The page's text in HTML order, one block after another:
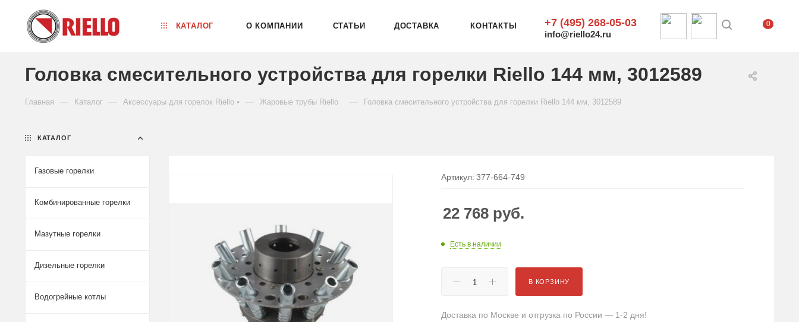
КАТАЛОГ О КОМПАНИИ СТАТЬИ ДОСТАВКА КОНТАКТЫ +7 (495) 268-05-03
info@riello24.ru
0
Головка смесительного устройства для горелки Riello 144 мм, 3012589
Главная Каталог Аксессуары для горелок Riello Жаровые трубы Riello Головка смесительного устройства для горелки Riello 144 мм, 3012589
Артикул: 377-664-749
22 768 руб.
Есть в наличии
В КОРЗИНУ
Доставка по Москве и отгрузка по России — 1-2 дня!
КАТАЛОГ
Газовые горелки
Комбинированные горелки
Мазутные горелки
Дизельные горелки
Водогрейные котлы